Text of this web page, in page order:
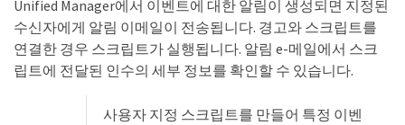
Unified Manager에서 이벤트에 대한 알림이 생성되면 지정된
수신자에게 알림 이메일이 전송됩니다. 경고와 스크립트를
연결한 경우 스크립트가 실행됩니다. 알림 e-메일에서 스크
립트에 전달된 인수의 세부 정보를 확인할 수 있습니다.
사용자 지정 스크립트를 만들어 특정 이벤